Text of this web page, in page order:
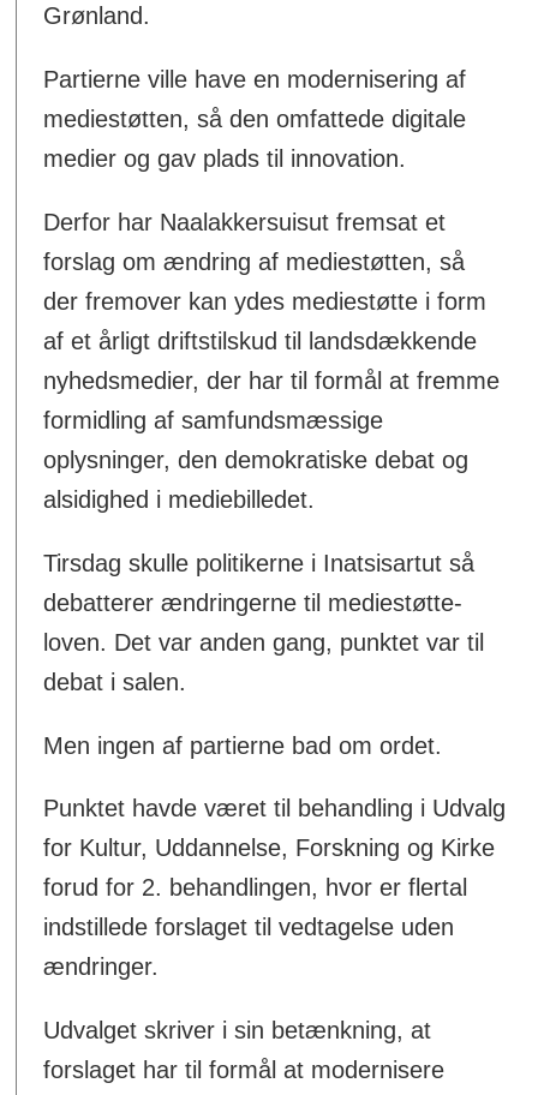
Grønland.
Partierne ville have en modernisering af
mediestøtten, så den omfattede digitale
medier og gav plads til innovation.
Derfor har Naalakkersuisut fremsat et
forslag om ændring af mediestøtten, så
der fremover kan ydes mediestøtte i form
af et årligt driftstilskud til landsdækkende
nyhedsmedier, der har til formål at fremme
formidling af samfundsmæssige
oplysninger, den demokratiske debat og
alsidighed i mediebilledet.
Tirsdag skulle politikerne i Inatsisartut så
debatterer ændringerne til mediestøtte-
loven. Det var anden gang, punktet var til
debat i salen.
Men ingen af partierne bad om ordet.
Punktet havde været til behandling i Udvalg
for Kultur, Uddannelse, Forskning og Kirke
forud for 2. behandlingen, hvor er flertal
indstillede forslaget til vedtagelse uden
ændringer.
Udvalget skriver i sin betænkning, at
forslaget har til formål at modernisere